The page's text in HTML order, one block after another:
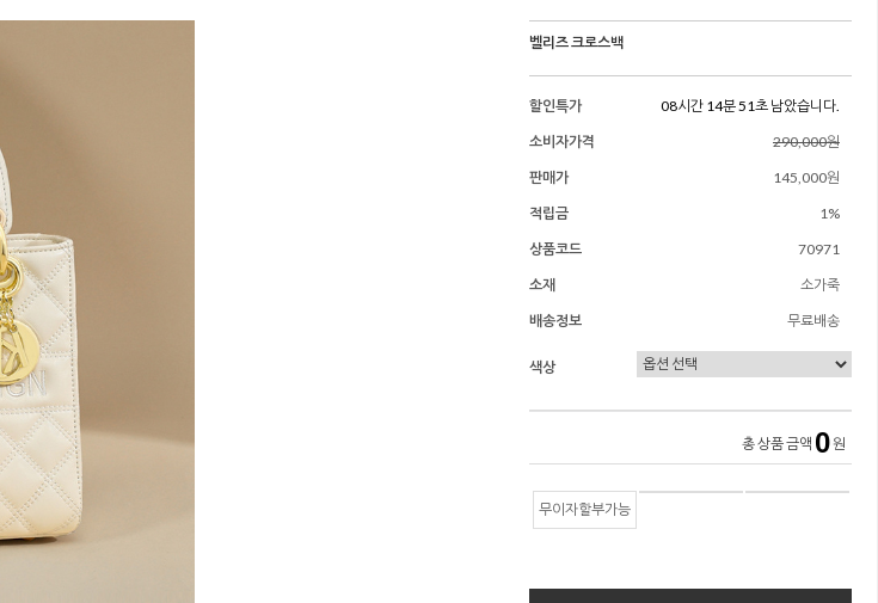
벨리즈 크로스백
할인특가
08시간 14분 49초 남았습니다.
소비자가격
290,000원
판매가
145,000원
적립금
1%
상품코드
70971
소재
소가죽
배송정보
무료배송
색상
총 상품 금액 0 원
무이자할부가능